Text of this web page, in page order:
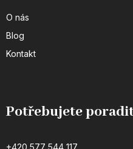
O nás
Blog
Kontakt
Potřebujete
+420 577 544 117